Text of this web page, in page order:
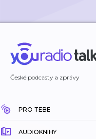
České podcasty a zprávy
PRO TEBE
AUDIOKNIHY